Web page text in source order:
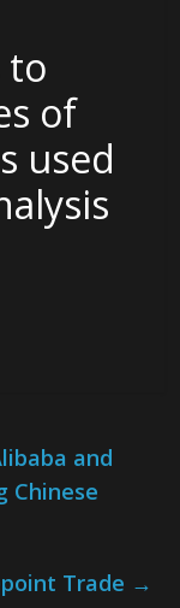
to
of
used
and
Chinese
Trade →